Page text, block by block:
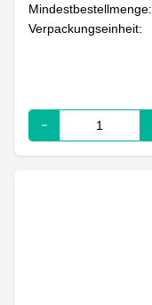
Mindestbestellmenge:
Verpackungseinheit: